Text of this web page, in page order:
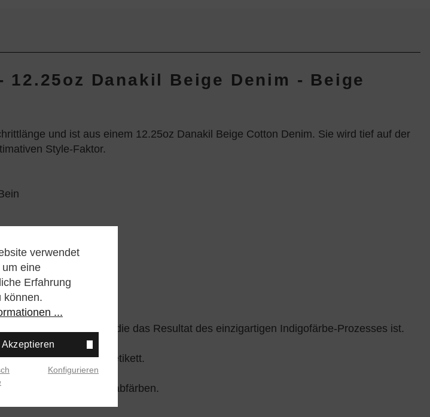
Danakil Beige Denim - Beige
und ist aus einem 12.25oz Danakil Beige Cotton Denim. Sie wird tief auf der
Style-Faktor.
durchlaufen, die das Resultat des einzigartigen Indigofärbe-Prozesses ist.
auf dem Pflegeetikett.
oder Trockenheit abfärben.
verwendet
eine
Erfahrung
können.
...
Akzeptieren
Konfigurieren